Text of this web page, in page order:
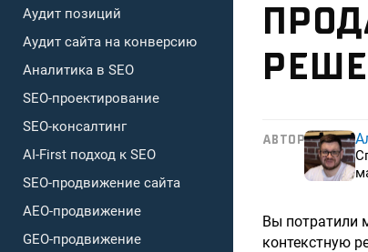
Аудит позиций
Аудит сайта на конверсию
Аналитика в SEO
SEO-проектирование
SEO-консалтинг
AI-First подход к SEO
SEO-продвижение сайта
AEO-продвижение
GEO-продвижение
АВТОР
Вы потратили
контекстную